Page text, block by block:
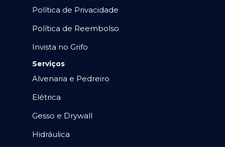
Política de Privacidade
Política de Reembolso
Invista no Grifo
Serviços
Alvenaria e Pedreiro
Elétrica
Gesso e Drywall
Hidráulica